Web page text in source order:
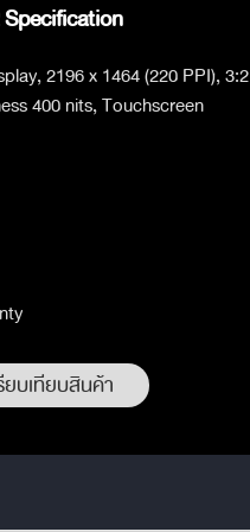
2196 x 1464 (220 PPI), 3:2
400 nits, Touchscreen
ยบเทียบสินค้า